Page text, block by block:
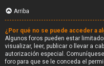
Arriba
¿Por qué no se puede acceder a
Algunos foros pueden estar
visualizar, leer, publicar o llevar a
autorización especial.
foro para que se le conceda el